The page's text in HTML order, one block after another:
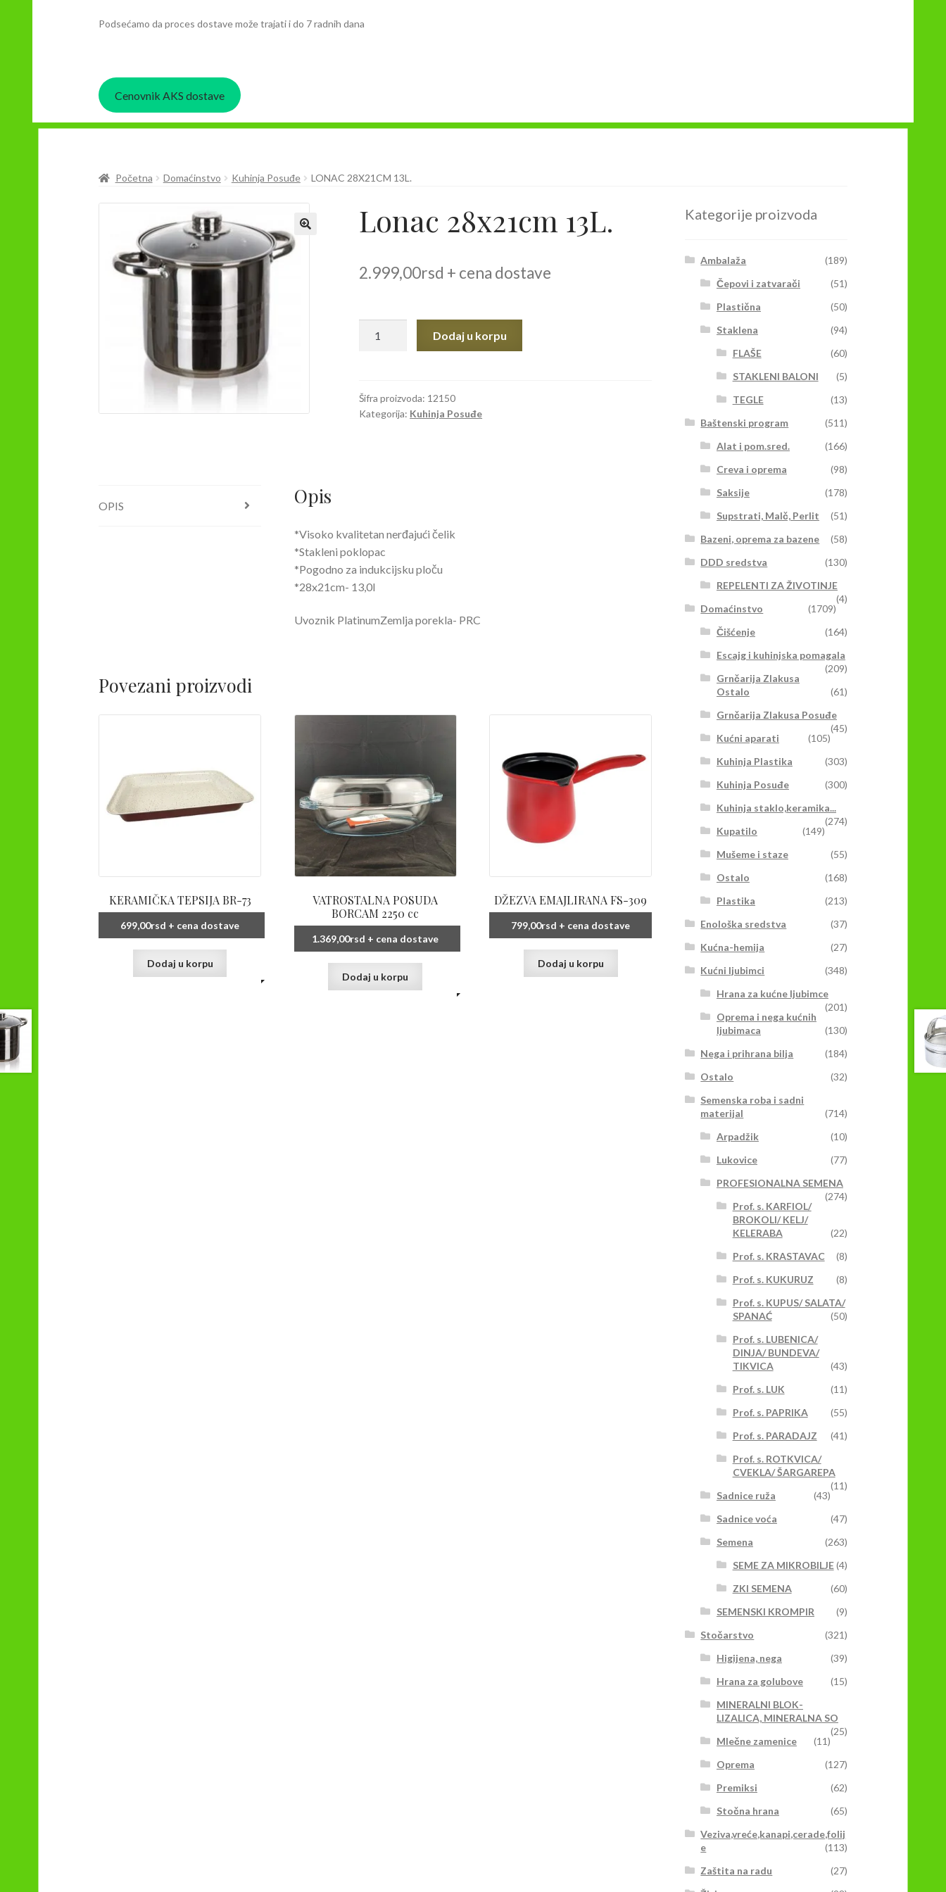
Podsećamo da proces dostave može trajati i do 7 radnih dana
Cenovnik AKS dostave
Početna Domaćinstvo Kuhinja Posuđe LONAC 28X21CM 13L.
Lonac 28x21cm 13L.
2.999,00rsd + cena dostave
Dodaj u korpu
Šifra proizvoda: 12150
Kategorija: Kuhinja Posuđe
OPIS Opis
*Visoko kvalitetan nerđajući čelik
*Stakleni poklopac
*Pogodno za indukcijsku ploču
*28x21cm- 13,0l
Uvoznik PlatinumZemlja porekla- PRC
Povezani proizvodi
KERAMIČKA TEPSIJA BR-73
699,00rsd + cena dostave
Dodaj u korpu
VATROSTALNA POSUDA
BORCAM 2250 cc
1.369,00rsd + cena dostave
Dodaj u korpu
DŽEZVA EMAJLIRANA FS-309
799,00rsd + cena dostave
Dodaj u korpu
Kategorije proizvoda
Ambalaža
(189)
Čepovi i zatvarači
(51)
Plastična
(50)
Staklena
(94)
FLAŠE
(60)
STAKLENI BALONI
(5)
TEGLE
(13)
Baštenski program
(511)
Alat i pom.sred.
(166)
Creva i oprema
(98)
Saksije
(178)
Supstrati, Malč, Perlit
(51)
Bazeni, oprema za bazene
(58)
DDD sredstva
(130)
REPELENTI ZA ŽIVOTINJE
(4)
Domaćinstvo
(1709)
Čišćenje
(164)
Escajg i kuhinjska pomagala
(209)
Grnčarija Zlakusa
Ostalo
(61)
Grnčarija Zlakusa Posuđe
(45)
Kućni aparati
(105)
Kuhinja Plastika
(303)
Kuhinja Posuđe
(300)
Kuhinja staklo,keramika...
(274)
Kupatilo
(149)
Mušeme i staze
(55)
Ostalo
(168)
Plastika
(213)
Enološka sredstva
(37)
Kućna-hemija
(27)
Kućni ljubimci
(348)
Hrana za kućne ljubimce
(201)
Oprema i nega kućnih
ljubimaca
(130)
Nega i prihrana bilja
(184)
Ostalo
(32)
Semenska roba i sadni
materijal
(714)
Arpadžik
(10)
Lukovice
(77)
PROFESIONALNA SEMENA
(274)
Prof. s. KARFIOL/
BROKOLI/ KELJ/
KELERABA
(22)
Prof. s. KRASTAVAC
(8)
Prof. s. KUKURUZ
(8)
Prof. s. KUPUS/ SALATA/
SPANAĆ
(50)
Prof. s. LUBENICA/
DINJA/ BUNDEVA/
TIKVICA
(43)
Prof. s. LUK
(11)
Prof. s. PAPRIKA
(55)
Prof. s. PARADAJZ
(41)
Prof. s. ROTKVICA/
CVEKLA/ ŠARGAREPA
(11)
Sadnice ruža
(43)
Sadnice voća
(47)
Semena
(263)
SEME ZA MIKROBILJE(4)
ZKI SEMENA
(60)
SEMENSKI KROMPIR
(9)
Stočarstvo
(321)
Higijena, nega
(39)
Hrana za golubove
(15)
MINERALNI BLOK-
LIZALICA, MINERALNA SO
(25)
Mlečne zamenice
(11)
Oprema
(127)
Premiksi
(62)
Stočna hrana
(65)
Veziva,vreće,kanapi,cerade,folij
e
(113)
Zaštita na radu
(27)